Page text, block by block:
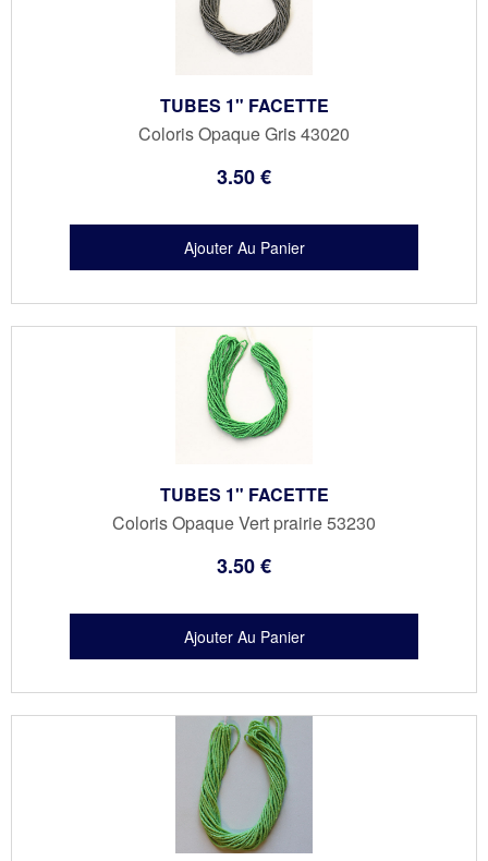
TUBES 1" FACETTE
Coloris Opaque Gris 43020
3.50€
TUBES 1" FACETTE
Coloris Opaque Vert prairie 53230
3.50€